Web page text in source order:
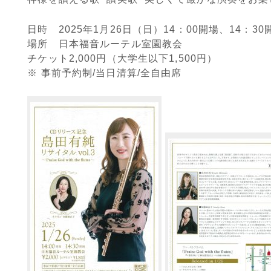
日時 2025年1月26日（日）14：00開場、14：30
場所 日本福音ルーテル室園教会
チケット2,000円（大学生以下1,500円）
※ 事前予約制/当日清算/全自由席